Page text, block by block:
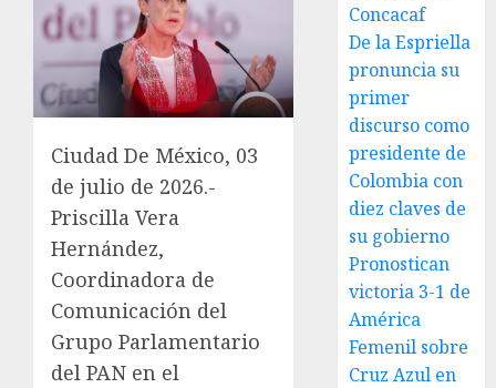
Ciudad De México, 03
de julio de 2026.-
Priscilla Vera
Hernández,
Coordinadora de
Comunicación del
Grupo Parlamentario
del PAN en el
Concacaf
De la Espriella
pronuncia su
primer
discurso como
presidente de
Colombia con
diez claves de
su gobierno
Pronostican
victoria 3-1 de
América
Femenil sobre
Cruz Azul en